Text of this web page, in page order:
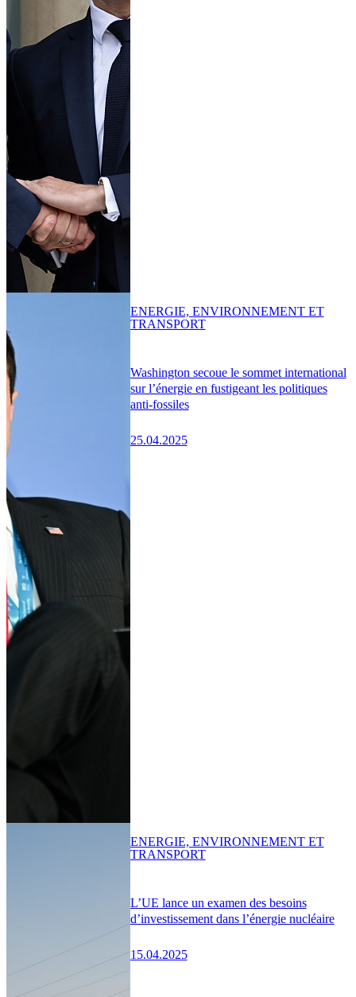
Washington secoue le sommet international
sur l’énergie en fustigeant les politiques
anti-fossiles
25.04.2025
ENERGIE, ENVIRONNEMENT ET
TRANSPORT
L’UE lance un examen des besoins
d’investissement dans l’énergie nucléaire
15.04.2025
ENERGIE, ENVIRONNEMENT ET
TRANSPORT